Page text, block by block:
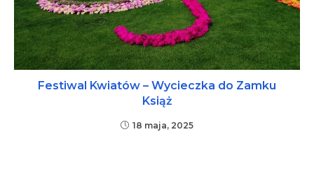
Festiwal Kwiatów – Wycieczka do Zamku
Książ
18 maja, 2025